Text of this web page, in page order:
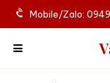
Mobile/Zalo: